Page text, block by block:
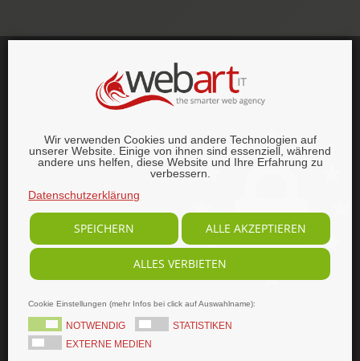
Wir verwenden Cookies und andere Technologien auf
unserer Website. Einige von ihnen sind essenziell, während
andere uns helfen, diese Website und Ihre Erfahrung zu
verbessern.
Datenschutzerklärung
SPEICHERN ALLE AKZEPTIEREN
ALLES VERBIETEN
Cookie Einstellungen (mehr Infos bei click auf Auswahlname):
NOTWENDIG
STATISTIKEN
EXTERNE MEDIEN
This website was proudly built with , lots of
CSS3.
Alle Rechte vorbehalten.